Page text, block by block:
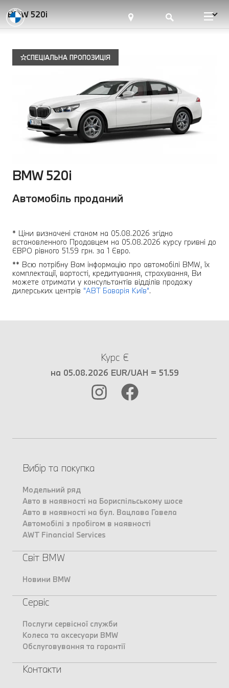
BMW 520i
СПЕЦІАЛЬНА ПРОПОЗИЦІЯ
BMW 520i
Автомобіль проданий
* Ціни визначені станом на 05.08.2026 згідно
встановленного Продавцем на 05.08.2026 курсу гривні до
ЄВРО рівного 51.59 грн. за 1 Євро.
** Всю потрібну Вам інформацію про автомобілі BMW, їх
комплектації, вартості, кредитування, страхування, Ви
можете отримати у консультантів відділів продажу
дилерських центрів "АВТ Баварія Київ".
Курс €
на 05.08.2026 EUR/UAH = 51.59
Вибір та покупка
Модельний ряд
Авто в наявності на Бориспільському шосе
Авто в наявності на бул. Вацлава Гавела
Автомобілі з пробігом в наявності
AWT Financial Services
Світ BMW
Новини BMW
Сервіс
Послуги сервісної служби
Колеса та аксесуари BMW
Обслуговування та гарантії
Контакти